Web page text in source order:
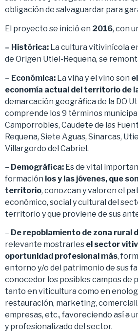
obligación de salvaguardar para
El proyecto se inició en 2016, con
– Histórica: La cultura vitivinícola
de Origen Utiel-Requena, se
– Económica: La viña y el vino son
economía actual del territorio de
demarcación geográfica de la DO
comprende los 9 términos
Camporrobles, Caudete de las
Requena, Siete Aguas, Sinarcas,
Villargordo del Cabriel.
– Demográfica: Es de vital
formación los y las jóvenes, que
territorio, conozcan y valoren el
económico, social y cultural del
territorio y que proviene de sus
– De repoblamiento de zona rural
relevante mostrarles el sector
oportunidad profesional más,
entorno y/o del patrimonio de sus
conocedor los posibles campos de
tanto en viticultura como en
restauración, marketing,
empresas, etc., favoreciendo asía
y profesionalizado del sector.